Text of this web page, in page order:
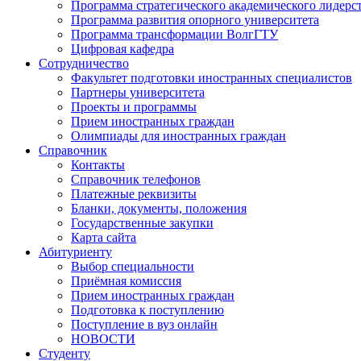
Программа стратегического академического
Программа развития опорного университета
Программа трансформации ВолгГТУ
Цифровая кафедра
Сотрудничество
Факультет подготовки иностранных специалистов
Партнеры университета
Проекты и программы
Прием иностранных граждан
Олимпиады для иностранных граждан
Справочник
Контакты
Справочник телефонов
Платежные реквизиты
Бланки, документы, положения
Государственные закупки
Карта сайта
Абитуриенту
Выбор специальности
Приёмная комиссия
Прием иностранных граждан
Подготовка к поступлению
Поступление в вуз онлайн
НОВОСТИ
Студенту